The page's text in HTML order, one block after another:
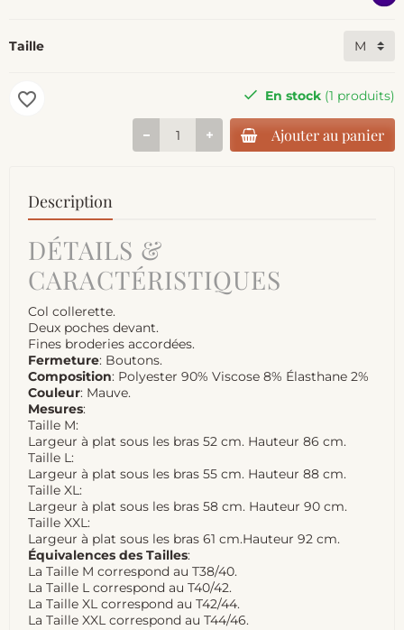
Taille
En stock (1 produits)
Ajouter au panier
favorite_border
Description
DÉTAILS &
CARACTÉRISTIQUES
Col collerette.
Deux poches devant.
Fines broderies accordées.
Fermeture: Boutons.
Composition: Polyester 90% Viscose 8% Élasthane 2%
Couleur: Mauve.
Mesures:
Taille M:
Largeur à plat sous les bras 52 cm. Hauteur 86 cm.
Taille L:
Largeur à plat sous les bras 55 cm. Hauteur 88 cm.
Taille XL:
Largeur à plat sous les bras 58 cm. Hauteur 90 cm.
Taille XXL:
Largeur à plat sous les bras 61 cm.Hauteur 92 cm.
Équivalences des Tailles:
La Taille M correspond au T38/40.
La Taille L correspond au T40/42.
La Taille XL correspond au T42/44.
La Taille XXL correspond au T44/46.